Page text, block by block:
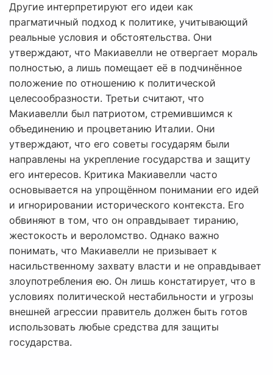
Другие интерпретируют его идеи как
прагматичный подход к политике, учитывающий
реальные условия и обстоятельства. Они
утверждают, что Макиавелли не отвергает мораль
полностью, а лишь помещает её в подчинённое
положение по отношению к политической
целесообразности. Третьи считают, что
Макиавелли был патриотом, стремившимся к
объединению и процветанию Италии. Они
утверждают, что его советы государям были
направлены на укрепление государства и защиту
его интересов. Критика Макиавелли часто
основывается на упрощённом понимании его идей
и игнорировании исторического контекста. Его
обвиняют в том, что он оправдывает тиранию,
жестокость и вероломство. Однако важно
понимать, что Макиавелли не призывает к
насильственному захвату власти и не оправдывает
злоупотребления ею. Он лишь констатирует, что в
условиях политической нестабильности и угрозы
внешней агрессии правитель должен быть готов
использовать любые средства для защиты
государства.